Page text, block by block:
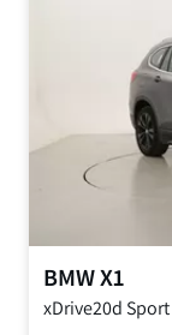
BMWX1
xDrive20d Sport